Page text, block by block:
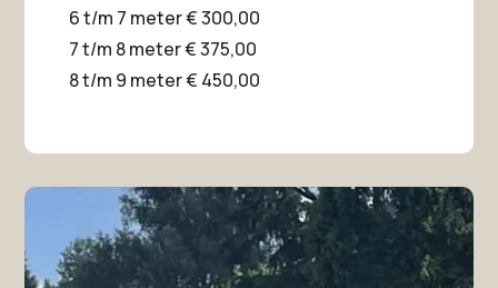
6 t/m 7 meter € 300,00
7 t/m 8 meter € 375,00
8 t/m 9 meter € 450,00